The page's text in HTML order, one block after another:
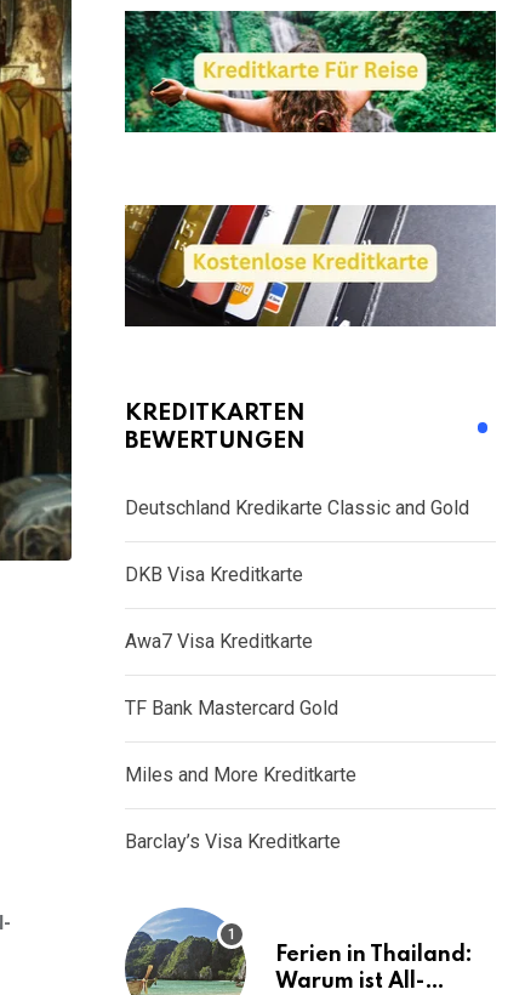
KREDITKARTEN
BEWERTUNGEN
Deutschland Kredikarte Classic and Gold
DKB Visa Kreditkarte
Awa7 Visa Kreditkarte
TF Bank Mastercard Gold
Miles and More Kreditkarte
Barclay’s Visa Kreditkarte
Ferien in Thailand:
Warum ist All-